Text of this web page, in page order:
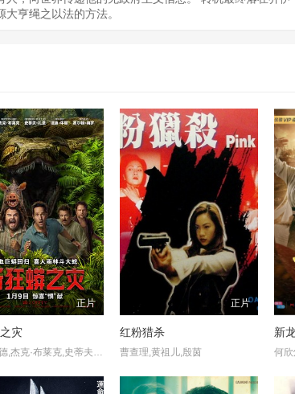
亨绳之以法的方法。
正片
灾
保罗·路德,杰克·布莱克,史蒂夫·扎恩,坦迪·牛顿,艾斯·库珀,丹妮拉·曼希沃,艾农·斯凯,本·劳森,赛尔顿·梅罗,蕾妮·赫伯特,娅丝明·卡西姆,艾米·巴赫,塞巴斯蒂安·瑟罗,杰克·沃特斯,迭戈·阿纳里,卡尔·雷恩,马特·阿里斯蒂萨巴尔,胡依·西卡多·吉亚斯,罗密欧·埃拉德,里根·乔治
正片
红粉猎杀
曹查理,黄祖儿,殷茵
新
何